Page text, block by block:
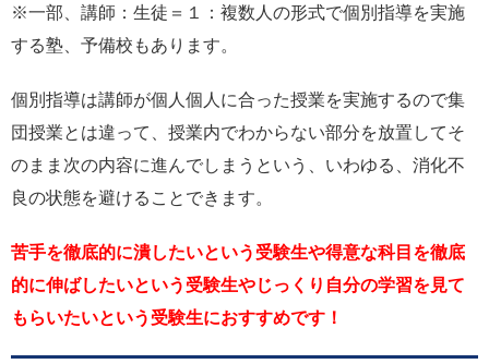
※一部、講師：生徒＝１：複数人の形式で個別指導を実施
する塾、予備校もあります。
個別指導は講師が個人個人に合った授業を実施するので集
団授業とは違って、授業内でわからない部分を放置してそ
のまま次の内容に進んでしまうという、いわゆる、消化不
良の状態を避けることできます。
苦手を徹底的に潰したいという受験生や得意な科目を徹底
的に伸ばしたいという受験生やじっくり自分の学習を見て
もらいたいという受験生におすすめです！